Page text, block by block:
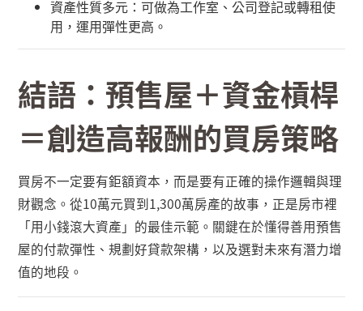
資產性質多元：可做為工作室、公司登記或轉租使
用，運用彈性更高。
結語：預售屋＋資金槓桿
＝創造高報酬的買房策略
買房不一定要有鉅額資本，而是要有正確的操作邏輯與理
財觀念。從10萬元買到1,300萬房產的故事，正是房市裡
「用小錢滾大資產」的最佳示範。關鍵在於懂得善用預售
屋的付款彈性、規劃好貸款架構，以及選對未來有潛力增
值的地段。